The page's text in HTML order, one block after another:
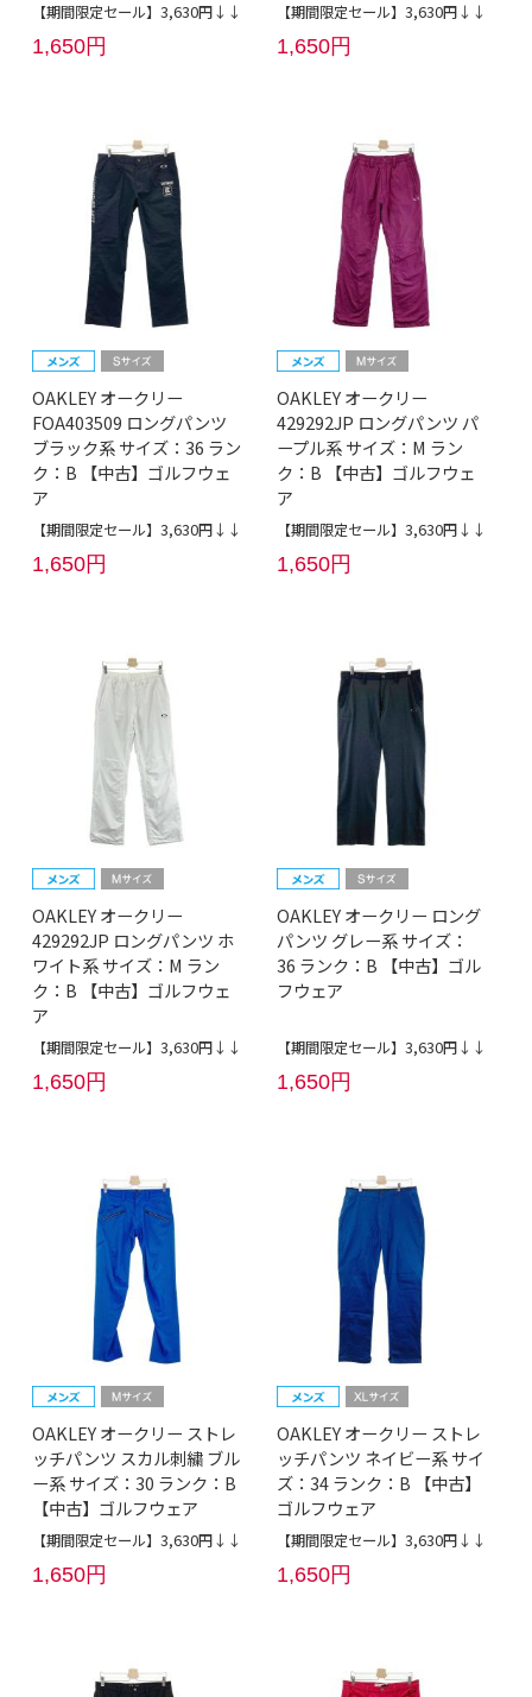
【期間限定セール】3,630円↓↓
1,650円
【期間限定セール】3,630円↓↓
1,650円
OAKLEY オークリー
FOA403509 ロングパンツ
ブラック系 サイズ：36 ラン
ク：B 【中古】ゴルフウェ
ア
【期間限定セール】3,630円↓↓
1,650円
OAKLEY オークリー
429292JP ロングパンツ パ
ープル系 サイズ：M ラン
ク：B 【中古】ゴルフウェ
ア
【期間限定セール】3,630円↓↓
1,650円
OAKLEY オークリー
429292JP ロングパンツ ホ
ワイト系 サイズ：M ラン
ク：B 【中古】ゴルフウェ
ア
【期間限定セール】3,630円↓↓
1,650円
OAKLEY オークリー ロング
パンツ グレー系 サイズ：
36 ランク：B 【中古】ゴル
フウェア
【期間限定セール】3,630円↓↓
1,650円
OAKLEY オークリー ストレ
ッチパンツ スカル刺繍 ブル
ー系 サイズ：30 ランク：B
【中古】ゴルフウェア
【期間限定セール】3,630円↓↓
1,650円
OAKLEY オークリー ストレ
ッチパンツ ネイビー系 サイ
ズ：34 ランク：B 【中古】
ゴルフウェア
【期間限定セール】3,630円↓↓
1,650円